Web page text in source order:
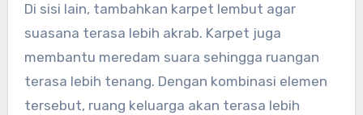
Di sisi lain, tambahkan karpet lembut agar
suasana terasa lebih akrab. Karpet juga
membantu meredam suara sehingga ruangan
terasa lebih tenang. Dengan kombinasi elemen
tersebut, ruang keluarga akan terasa lebih